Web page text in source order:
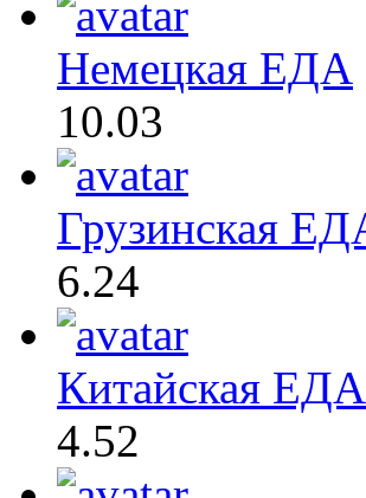
Немецкая ЕДА
10.03
Грузинская
6.24
Китайская ЕДА
4.52